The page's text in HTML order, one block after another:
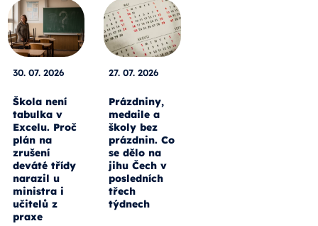
30. 07. 2026
Škola není
tabulka v
Excelu. Proč
plán na
zrušení
deváté třídy
narazil u
ministra i
učitelů z
praxe
27. 07. 2026
Prázdniny,
medaile a
školy bez
prázdnin. Co
se dělo na
jihu Čech v
posledních
třech
týdnech